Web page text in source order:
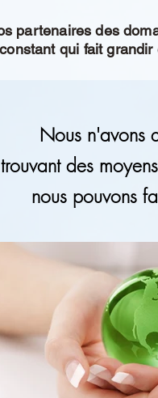
partenaires des
qui fait
Nous n'avons
des
nous pouvons